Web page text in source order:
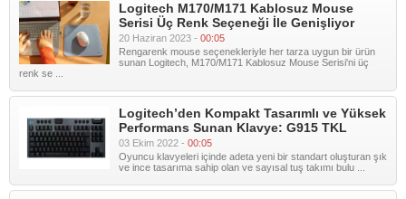
Logitech M170/M171 Kablosuz Mouse
Serisi Üç Renk Seçeneği İle Genişliyor
20 Haziran 2023 - 00:05
Rengarenk mouse seçenekleriyle her tarza uygun bir ürün
sunan Logitech, M170/M171 Kablosuz Mouse Serisi'ni üç
renk se ...
Logitech’den Kompakt Tasarımlı ve Yüksek
Performans Sunan Klavye: G915 TKL
03 Ekim 2022 - 00:05
Oyuncu klavyeleri içinde adeta yeni bir standart oluşturan şık
ve ince tasarıma sahip olan ve sayısal tuş takımı bulu ...